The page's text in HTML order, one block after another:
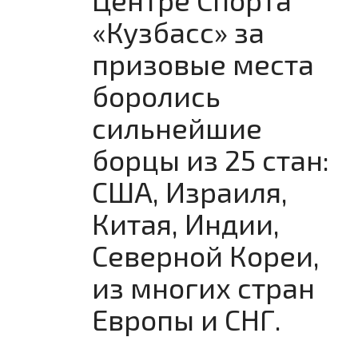
«Кузбасс» за
призовые места
боролись
сильнейшие
борцы из 25 стан:
США, Израиля,
Китая, Индии,
Северной Кореи,
из многих стран
Европы и СНГ.